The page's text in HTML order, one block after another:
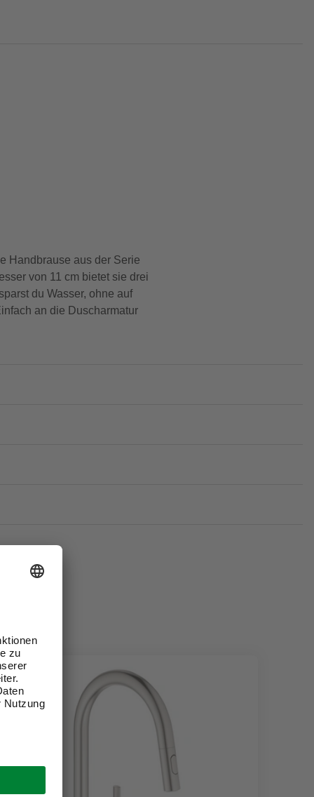
Handbrause aus der Serie
von 11 cm bietet sie drei
du Wasser, ohne auf
an die Duscharmatur